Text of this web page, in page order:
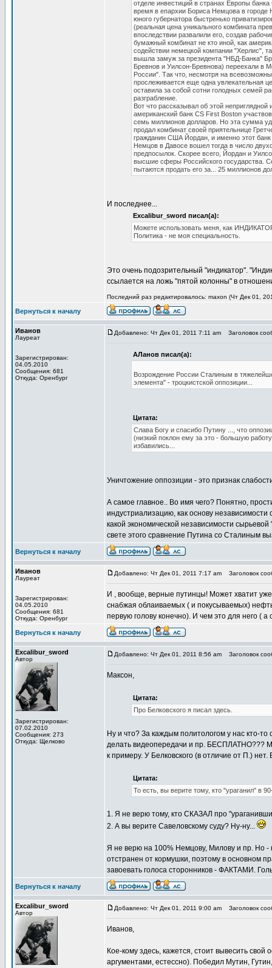
отделе инвестиций в странах Европы
время в епархии Бориса Немцова в городе
юного губернатора быстренько
(реальная цена уникального комбината
впоследствии развалили его, создав
бумажный комбинат не кто иной, как
содействии немецкой компании "Херлис",
вышла замуж за президента "НБД-Банка"
Бревнов и Уилсон-Бревнова) переехали в
России". Так что, несмотря на
прослеживается еще одна увлекательная
оставила за собой сотни голодных семей
разграбление.
Вот что рассказывал об этой
американский банк CS First Boston
семь миллионов долларов. Но эта сумма
продал комбинат своей приятельнице
гражданин США Йордан, и именно этот
Немцов в Давосе вошел тогда в число
предпосылок. Скорее всего, Йордан и
высшие сферы Российского государства.
пытаются продать его за... 25 миллионов
И последнее...
Excalibur_sword писал(а):
Можете использовать меня, как
Политика - не моя специальность.
Это очень подозрительный "индикатор".
ссылается на ложь "пятой колонны" в
Последний раз редактировалось: maxon (Чт Дек 01,
Вернуться к началу
Иванов
Лауреат
Зарегистрирован:
04.05.2010
Сообщения: 681
Откуда: Оренбург
Добавлено: Чт Дек 01, 2011 7:11 am Заголовок
АЛанов писал(а):
Возрождение России Сталиным в
элемента" - троцкистской оппозиции...
Цитата:
Слава Богу и спасибо Путину ..., что
(низкий поклон ему за это - большую
избавились...
Уничтожение оппозиции - это признак
А самое главное.. Во имя чего? Понятно,
индустриализацию, как основу
какой экономической независимости
свете этого сравнение Путина со Сталиным
Вернуться к началу
Иванов
Лауреат
Зарегистрирован:
04.05.2010
Сообщения: 681
Откуда: Оренбург
Добавлено: Чт Дек 01, 2011 7:17 am Заголовок
И , вообще, верные путинцы! Может хватит
снабжая облаиваемых ( и покусываемых)
первую голову конечно). И чем это для него (
Вернуться к началу
Excalibur_sword
Автор
Зарегистрирован:
07.02.2010
Сообщения: 273
Откуда: Щелково
Добавлено: Чт Дек 01, 2011 8:56 am Заголовок
Максон,
Цитата:
Про Белковского я писал здесь.
Ну и что? За каждым политологом у нас кто-
делать видеопередачи и пр. БЕСПЛАТНО???
к примеру. У Белковского (в отличие от П.)
Цитата:
То есть, вы верите тому, кто "ураганил" в
1. Я не верю тому, кто СКАЗАЛ про
2. А вы верите Савеловскому суду? Ну-ну...
Я не верю на 100% Немцову, Милову и пр. Но
отстранен от кормушки, поэтому в основном
завоевать голоса сторонников - ФАКТАМИ.
Вернуться к началу
Excalibur_sword
Автор
Добавлено: Чт Дек 01, 2011 9:00 am Заголовок
Иванов,
Кое-кому здесь, кажется, стоит вывесить
аргументами, естессно). Победил Мутин,